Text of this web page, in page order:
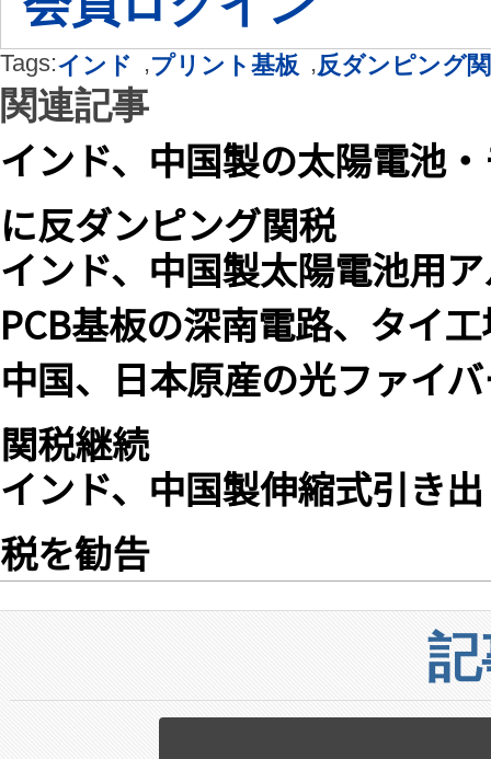
Tags:インド ,プリント基板 ,反ダンピング
関連記事
インド、中国製の太陽電池
に反ダンピング関税
インド、中国製太陽電池用
PCB基板の深南電路、タイ
中国、日本原産の光ファイ
関税継続
インド、中国製伸縮式引き
税を勧告